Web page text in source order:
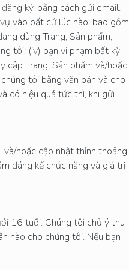
ký, bằng cách gửi email.
vào bất cứ lúc nào, bao gồm
dùng Trang, Sản phẩm,
tôi; (iv) bạn vi phạm bất kỳ
cập Trang, Sản phẩm và/hoặc
tôi bằng văn bản và cho
có hiệu quả tức thì, khi gửi
hoặc cập nhật thỉnh thoảng,
đáng kể chức năng và giá trị
16 tuổi. Chúng tôi chủ ý thu
nào cho chúng tôi. Nếu bạn